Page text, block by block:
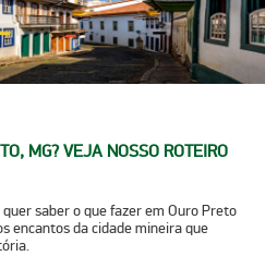
MG? VEJA NOSSO ROTEIRO
sabero que fazer em Ouro Preto
encantos da cidade mineira que